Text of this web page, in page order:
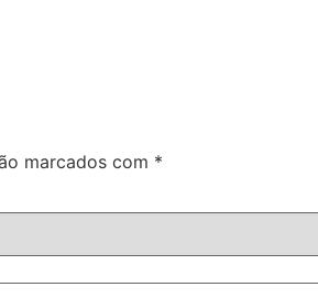
marcados com *